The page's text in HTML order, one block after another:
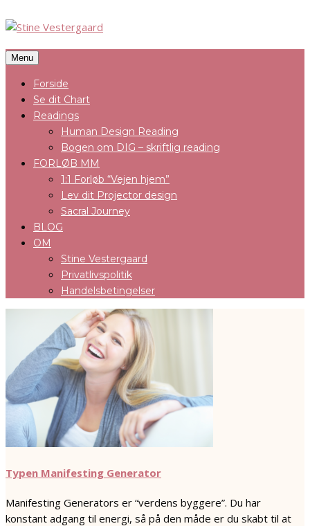
Menu
Forside
Se dit Chart
Readings
Human Design Reading
Bogen om DIG – skriftlig reading
FORLØB MM
1:1 Forløb “Vejen hjem”
Lev dit Projector design
Sacral Journey
BLOG
OM
Stine Vestergaard
Privatlivspolitik
Handelsbetingelser
Typen Manifesting Generator
Manifesting Generators er “verdens byggere”. Du har
konstant adgang til energi, så på den måde er du skabt til at